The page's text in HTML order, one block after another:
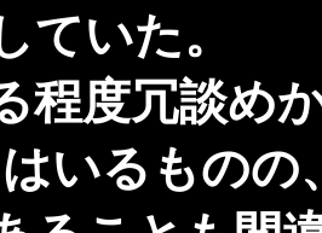
ていた。
程度冗談め
いるもの